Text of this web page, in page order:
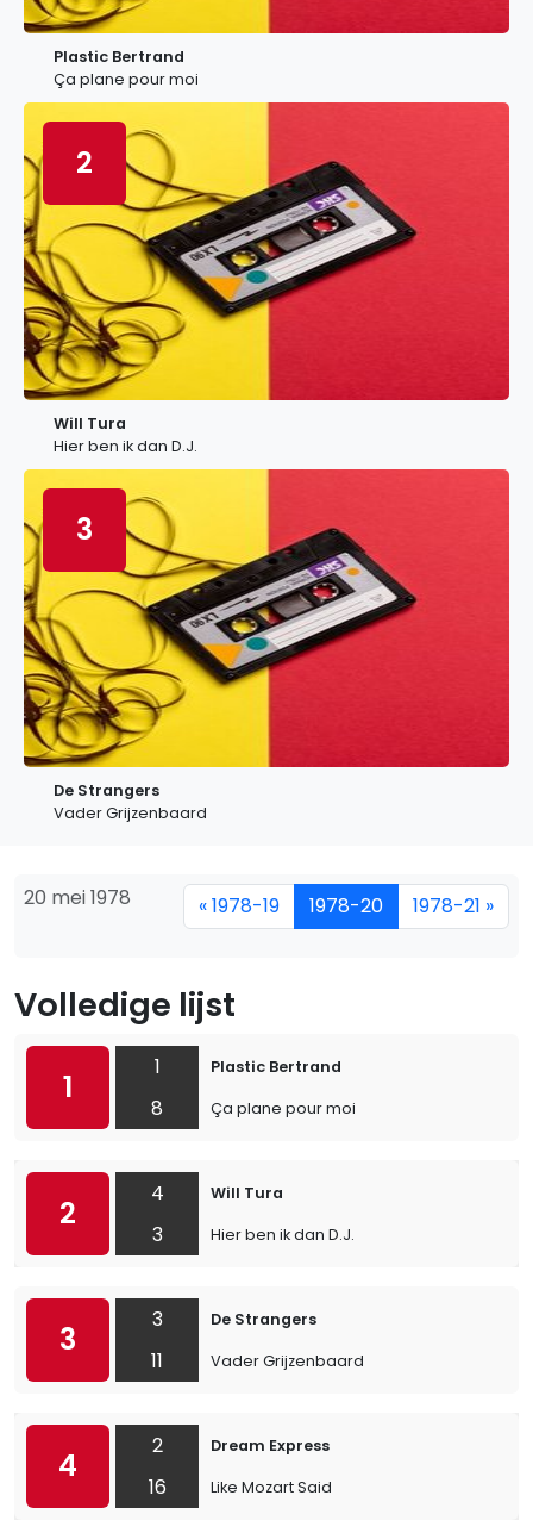
Plastic Bertrand
Ça plane pour moi
2
Will Tura
Hier ben ik dan D.J.
3
De Strangers
Vader Grijzenbaard
20 mei 1978 « 1978-19 1978-20 1978-21 »
Volledige lijst
1
1
8
Plastic Bertrand
Ça plane pour moi
2
4
3
Will Tura
Hier ben ik dan D.J.
3
3
11
De Strangers
Vader Grijzenbaard
4
2
16
Dream Express
Like Mozart Said